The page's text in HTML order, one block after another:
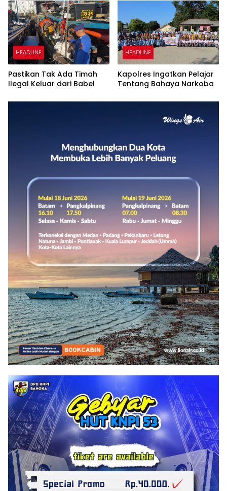
HEADLINE
Pastikan Tak Ada Timah
Ilegal Keluar dari Babel
HEADLINE
Kapolres Ingatkan Pelajar
Tentang Bahaya Narkoba